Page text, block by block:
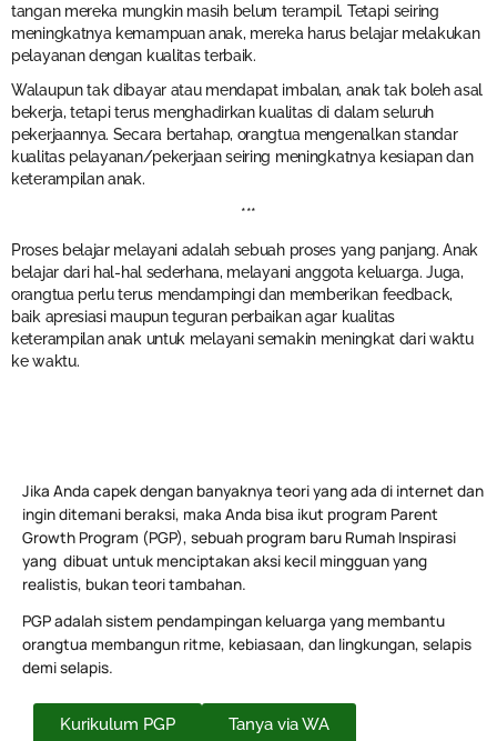
tangan mereka mungkin masih belum terampil. Tetapi seiring
meningkatnya kemampuan anak, mereka harus belajar melakukan
pelayanan dengan kualitas terbaik.
Walaupun tak dibayar atau mendapat imbalan, anak tak boleh asal
bekerja, tetapi terus menghadirkan kualitas di dalam seluruh
pekerjaannya. Secara bertahap, orangtua mengenalkan standar
kualitas pelayanan/pekerjaan seiring meningkatnya kesiapan dan
keterampilan anak.
***
Proses belajar melayani adalah sebuah proses yang panjang. Anak
belajar dari hal-hal sederhana, melayani anggota keluarga. Juga,
orangtua perlu terus mendampingi dan memberikan feedback,
baik apresiasi maupun teguran perbaikan agar kualitas
keterampilan anak untuk melayani semakin meningkat dari waktu
ke waktu.
Jika Anda capek dengan banyaknya teori yang ada di internet dan
ingin ditemani beraksi, maka Anda bisa ikut program Parent
Growth Program (PGP), sebuah program baru Rumah Inspirasi
yang dibuat untuk menciptakan aksi kecil mingguan yang
realistis, bukan teori tambahan.
PGP adalah sistem pendampingan keluarga yang membantu
orangtua membangun ritme, kebiasaan, dan lingkungan, selapis
demi selapis.
Kurikulum PGP Tanya via WA